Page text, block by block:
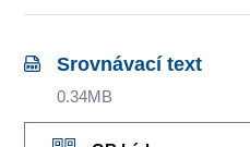
Srovnávací text
0.34MB